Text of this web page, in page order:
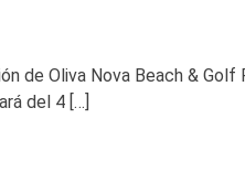
de Oliva Nova Beach &
del 4 […]